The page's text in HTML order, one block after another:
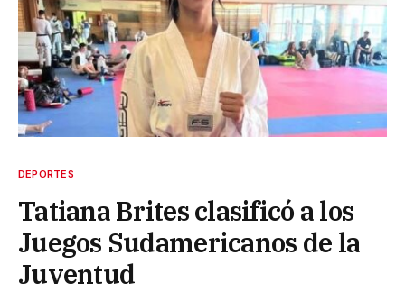
DEPORTES
Tatiana Brites clasificó a los
Juegos Sudamericanos de la
Juventud